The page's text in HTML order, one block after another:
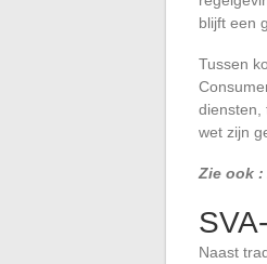
blijft een
Tussen
diensten,
wet zijn
Zie ook :
Naast